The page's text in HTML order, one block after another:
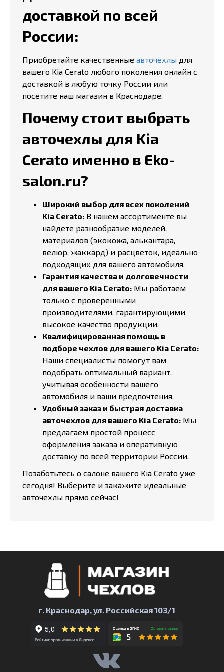
доставкой по всей
России:
Приобретайте качественные авточехлы для
вашего Kia Cerato любого поколения онлайн с
доставкой в любую точку России или
посетите наш магазин в Краснодаре.
Почему стоит выбрать
авточехлы для Kia
Cerato именно в Eko-
salon.ru?
Широкий выбор для всех поколений
Kia Cerato: В нашем ассортименте вы
найдете разнообразие моделей,
материалов (экокожа, алькантара,
велюр, жаккард) и расцветок, идеально
подходящих для вашего автомобиля.
Гарантия качества и долговечности
для вашего Kia Cerato: Мы работаем
только с проверенными
производителями, гарантирующими
высокое качество продукции.
Квалифицированная помощь в
подборе чехлов для вашего Kia Cerato:
Наши специалисты помогут вам
подобрать оптимальный вариант,
учитывая особенности вашего
автомобиля и ваши предпочтения.
Удобный заказ и быстрая доставка
авточехлов для вашего Kia Cerato: Мы
предлагаем простой процесс
оформления заказа и оперативную
доставку по всей территории России.
Позаботьтесь о салоне вашего Kia Cerato уже
сегодня! Выберите и закажите идеальные
авточехлы прямо сейчас!
г. Краснодар, ул. Российская 103/1